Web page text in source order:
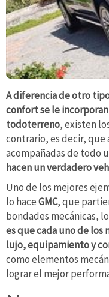
A diferencia de otro
confort se le
todoterreno, existen
contrario, es decir, que
acompañadas de todo
hacen un verdadero
Uno de los mejores
lo haceGMC, que
bondades mecánicas,
es que cada uno de
lujo, equipamiento y
como elementos
lograr el mejor